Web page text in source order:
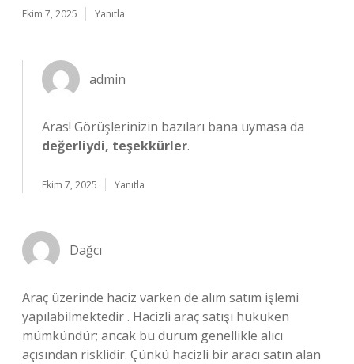
Ekim 7, 2025 Yanıtla
admin
Aras! Görüşlerinizin bazıları bana uymasa da
değerliydi, teşekkürler.
Ekim 7, 2025 Yanıtla
Dağcı
Araç üzerinde haciz varken de alım satım işlemi
yapılabilmektedir . Hacizli araç satışı hukuken
mümkündür; ancak bu durum genellikle alıcı
açısından risklidir. Çünkü hacizli bir aracı satın alan